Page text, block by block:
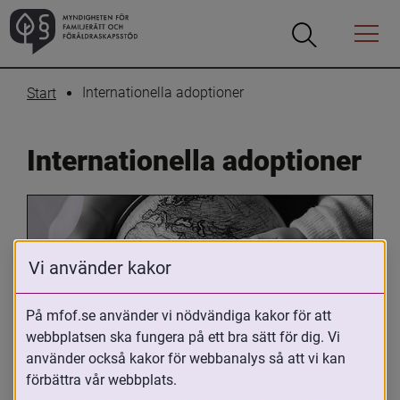
Öppna
Öppna
Menyn
Start Internationella adoptioner
Internationella adoptioner
Oavsett om du är adopterad,
adoptivförälder eller arbetar med
Vi använder kakor
På mfof.se använder vi nödvändiga kakor för att
webbplatsen ska fungera på ett bra sätt för dig. Vi
använder också kakor för webbanalys så att vi kan
förbättra vår webbplats.